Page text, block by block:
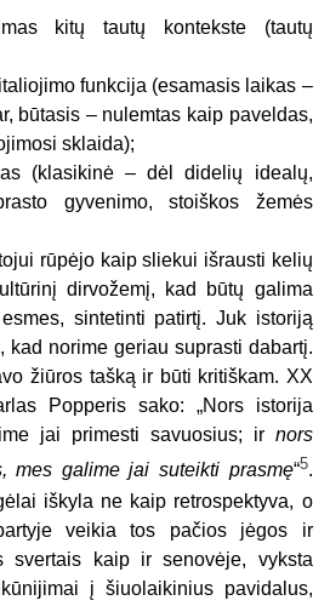
kitų tautų kontekste (tautų
funkcija (esamasis laikas –
būtasis – nulemtas kaip paveldas,
sklaida);
(klasikinė – dėl didelių idealų,
gyvenimo, stoiškos žemės
rūpėjo kaip sliekui išrausti kelių
dirvožemį, kad būtų galima
sintetinti patirtį. Juk istoriją
kad norime geriau suprasti dabartį.
žiūros tašką ir būti kritiškam. XX
Popperis sako: „Nors istorija
jai primesti savuosius; ir nors
mes galime jai suteikti prasmę“5.
iškyla ne kaip retrospektyva, o
veikia tos pačios jėgos ir
svertais kaip ir senovėje, vyksta
į šiuolaikinius pavidalus,